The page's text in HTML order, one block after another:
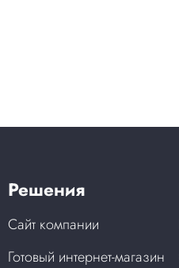
Решения
Сайт компании
Готовый интернет-магазин